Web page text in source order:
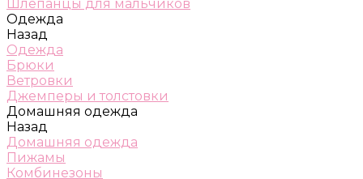
Шлепанцы для мальчиков
Одежда
Назад
Одежда
Брюки
Ветровки
Джемперы и толстовки
Домашняя одежда
Назад
Домашняя одежда
Пижамы
Комбинезоны